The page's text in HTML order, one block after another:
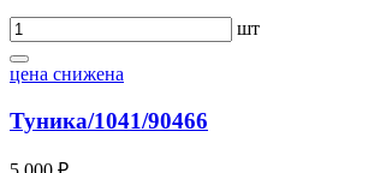
шт
цена снижена
Туника/1041/90466